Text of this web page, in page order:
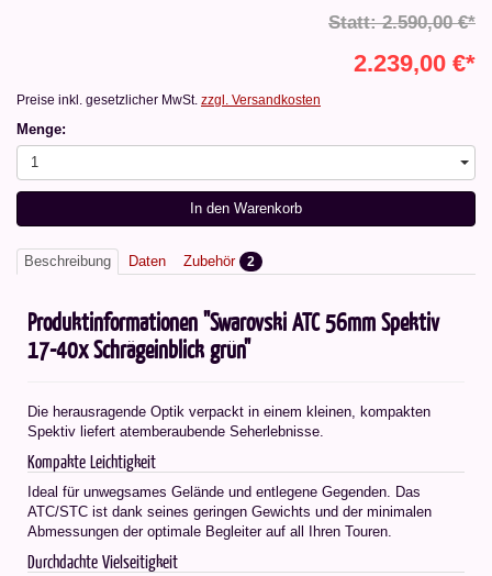
Statt: 2.590,00 €*
2.239,00 €*
Preise inkl. gesetzlicher MwSt. zzgl. Versandkosten
Menge:
1
In den Warenkorb
Beschreibung Daten Zubehör 2
Produktinformationen "Swarovski ATC 56mm Spektiv
17-40x Schrägeinblick grün"
Die herausragende Optik verpackt in einem kleinen, kompakten
Spektiv liefert atemberaubende Seherlebnisse.
Kompakte Leichtigkeit
Ideal für unwegsames Gelände und entlegene Gegenden. Das
ATC/STC ist dank seines geringen Gewichts und der minimalen
Abmessungen der optimale Begleiter auf all Ihren Touren.
Durchdachte Vielseitigkeit